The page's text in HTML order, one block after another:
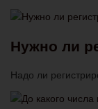
Нужно ли
Надо ли